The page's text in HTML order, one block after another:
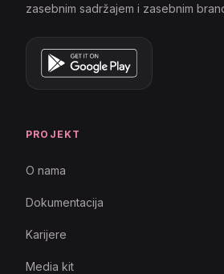
zasebnim sadržajem i zasebnim
PROJEKT
O nama
Dokumentacija
Karijere
Media kit